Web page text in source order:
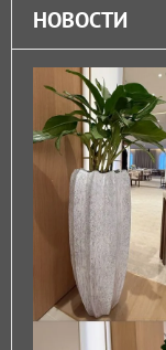
НОВОСТИ